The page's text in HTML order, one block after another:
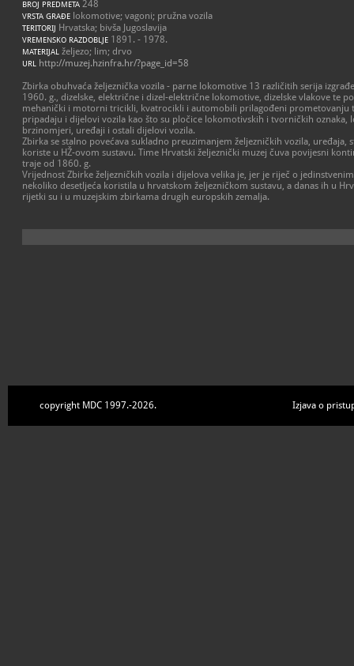
BROJ PREDMETA 248
VRSTA GRAĐE lokomotive; vagoni; pružna vozila
TERITORIJ Hrvatska; bivša Jugoslavija
VREMENSKO RAZDOBLJE 1891. - 1978.
MATERIJAL željezo; lim; drvo
URL http://muzej.hzinfra.hr/?page_id=58
Zbirka obuhvaća željeznička vozila - parne lokomotive 13 različitih serija
1960. g., dizelske, električne i dizel-električne lokomotive, dizelske vlakove te
mehanički i motorni tricikli, kvatrocikli i automobili prilagođeni prometovanju
pripadaju i dijelovi vozila kao što su pločice lokomotivskih i tvorničkih oznaka,
brzinomjeri, uređaji i ostali dijelovi vozila.
Zbirka se stalno povećava sukladno preuzimanjem željezničkih vozila, uređaja,
koriste u HŽ-ovom sustavu. Time Hrvatski željeznički muzej čuva povijesni
traje od 1860. g.
Vrijednost Zbirke željezničkih vozila i dijelova velika je, jer je riječ o
nekoliko desetljeća koristila u hrvatskom željezničkom sustavu, a danas ih u
rijetki su i u muzejskim zbirkama drugih europskih zemalja.
copyright MDC 1997.-2026. Izjava o